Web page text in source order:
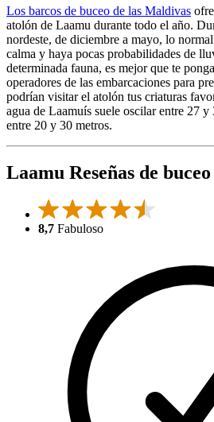
Los barcos de buceo de las Maldivas
atolón de Laamu durante todo el año.
nordeste, de diciembre a mayo, lo
calma y haya pocas probabilidades de
determinada fauna, es mejor que te
operadores de las embarcaciones para
podrían visitar el atolón tus criaturas
agua de Laamuís suele oscilar entre 27
entre 20 y 30 metros.
Laamu Reseñas de buceo
8,7 Fabuloso